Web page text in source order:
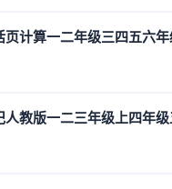
计算一二年级三四五六
人教版一二三年级上四年